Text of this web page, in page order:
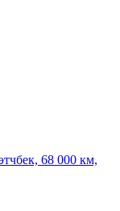
68 000 км,